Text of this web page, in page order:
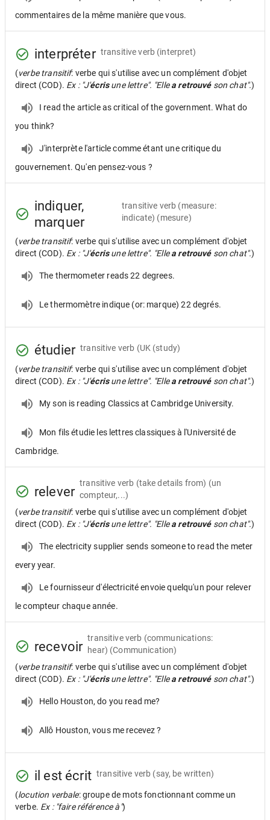
commentaires de la même manière que vous.
interpréter transitive verb (interpret)
(verbe transitif: verbe qui s'utilise avec un complément d'objet
direct (COD). Ex : "J'écrisune lettre". "Ellea retrouvéson chat".)
I read the article as critical of the government. What do
you think?
J'interprète l'article comme étant une critique du
gouvernement. Qu'en pensez-vous ?
indiquer,
marquer
transitive verb (measure:
indicate) (mesure)
(verbe transitif: verbe qui s'utilise avec un complément d'objet
direct (COD). Ex : "J'écrisune lettre". "Ellea retrouvéson chat".)
The thermometer reads 22 degrees.
Le thermomètre indique (or: marque) 22 degrés.
étudier transitive verb (UK (study)
(verbe transitif: verbe qui s'utilise avec un complément d'objet
direct (COD). Ex : "J'écrisune lettre". "Ellea retrouvéson chat".)
My son is reading Classics at Cambridge University.
Mon fils étudie les lettres classiques à l'Université de
Cambridge.
relever
transitive verb (take details from) (un
compteur,...)
(verbe transitif: verbe qui s'utilise avec un complément d'objet
direct (COD). Ex : "J'écrisune lettre". "Ellea retrouvéson chat".)
The electricity supplier sends someone to read the meter
every year.
Le fournisseur d'électricité envoie quelqu'un pour relever
le compteur chaque année.
recevoir
transitive verb (communications:
hear) (Communication)
(verbe transitif: verbe qui s'utilise avec un complément d'objet
direct (COD). Ex : "J'écrisune lettre". "Ellea retrouvéson chat".)
Hello Houston, do you read me?
Allô Houston, vous me recevez ?
il est écrit transitive verb (say, be written)
(locution verbale: groupe de mots fonctionnant comme un
verbe. Ex : "faire référence à")